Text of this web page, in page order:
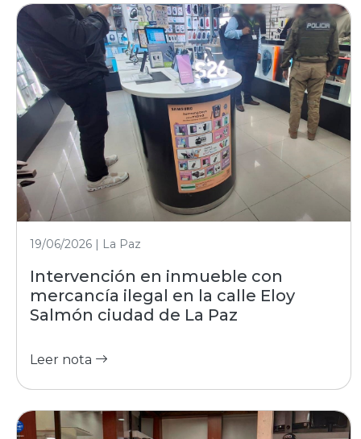
19/06/2026 | La Paz
Intervención en inmueble con
mercancía ilegal en la calle Eloy
Salmón ciudad de La Paz
Leer nota